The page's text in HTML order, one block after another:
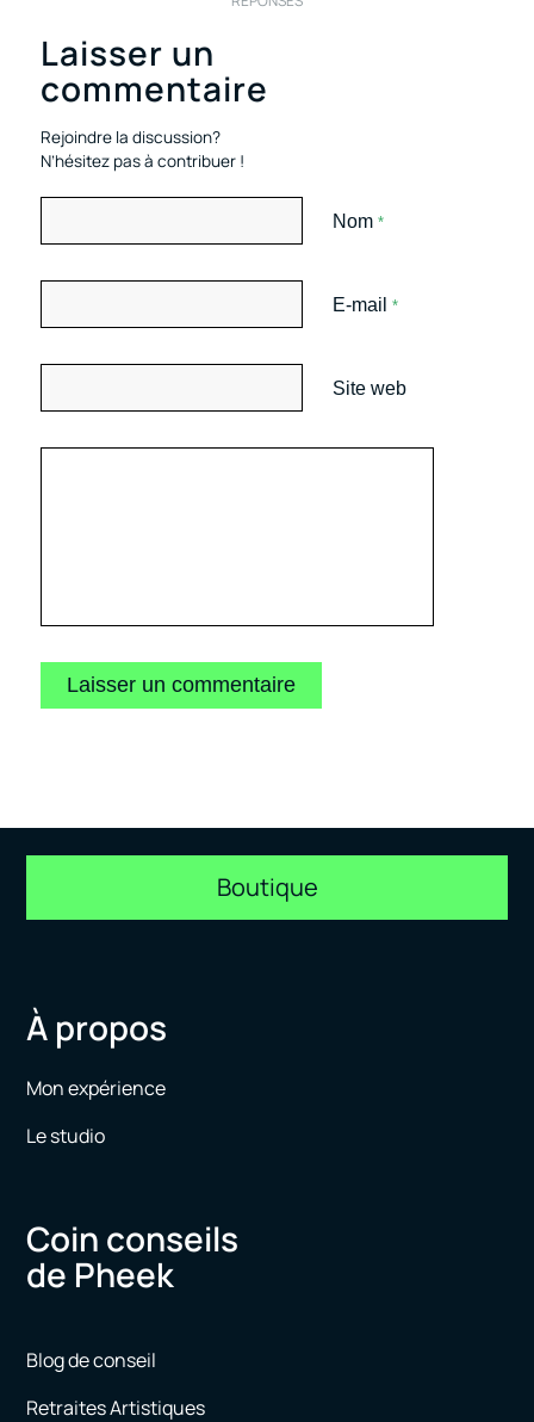
Laisser un
commentaire
Rejoindre la discussion?
N’hésitez pas à contribuer !
Nom *
E-mail *
Site web
Boutique
À propos
Mon expérience
Le studio
Coin conseils
de Pheek
Blog de conseil
Retraites Artistiques